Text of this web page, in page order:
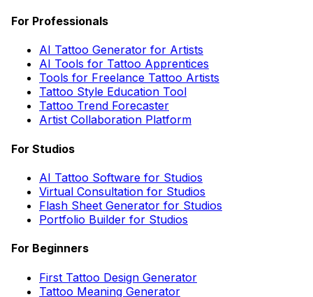
For Professionals
AI Tattoo Generator for Artists
AI Tools for Tattoo Apprentices
Tools for Freelance Tattoo Artists
Tattoo Style Education Tool
Tattoo Trend Forecaster
Artist Collaboration Platform
For Studios
AI Tattoo Software for Studios
Virtual Consultation for Studios
Flash Sheet Generator for Studios
Portfolio Builder for Studios
For Beginners
First Tattoo Design Generator
Tattoo Meaning Generator